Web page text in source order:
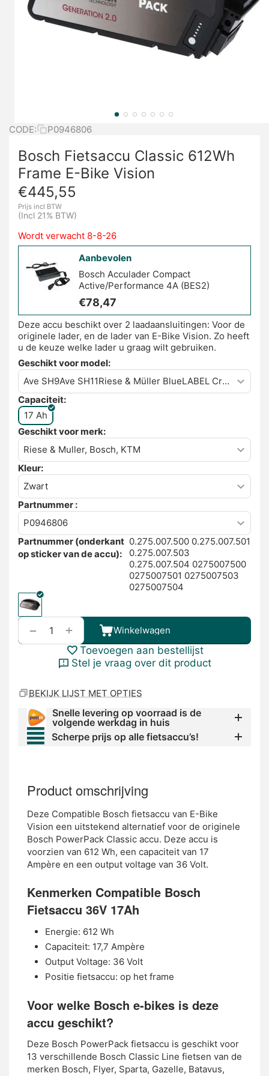
CODE: P0946806
Bosch Fietsaccu Classic 612Wh
Frame E-Bike Vision
€445,55
Prijs incl BTW
(Incl 21% BTW)
Wordt verwacht 8-8-26
Aanbevolen
Bosch Acculader Compact
Active/Performance 4A (BES2)
€78,47
Deze accu beschikt over 2 laadaansluitingen: Voor de
originele lader, en de lader van E-Bike Vision. Zo heeft
u de keuze welke lader u graag wilt gebruiken.
Geschikt voor model:
Capaciteit:
17 Ah
Geschikt voor merk:
Kleur:
Partnummer :
Partnummer (onderkant
op sticker van de accu):
0.275.007.500 0.275.007.501
0.275.007.503
0.275.007.504 0275007500
0275007501 0275007503
0275007504
+
− Winkelwagen
Toevoegen aan bestellijst
Stel je vraag over dit product
BEKIJK LIJST MET OPTIES
Snelle levering op voorraad is de
volgende werkdag in huis
Scherpe prijs op alle fietsaccu’s!
Product omschrijving
Deze Compatible Bosch fietsaccu van E-Bike
Vision een uitstekend alternatief voor de originele
Bosch PowerPack Classic accu. Deze accu is
voorzien van 612 Wh, een capaciteit van 17
Ampère en een output voltage van 36 Volt.
Kenmerken Compatible Bosch
Fietsaccu 36V 17Ah
Energie: 612 Wh
Capaciteit: 17,7 Ampère
Output Voltage: 36 Volt
Positie fietsaccu: op het frame
Voor welke Bosch e-bikes is deze
accu geschikt?
Deze Bosch PowerPack fietsaccu is geschikt voor
13 verschillende Bosch Classic Line fietsen van de
merken Bosch, Flyer, Sparta, Gazelle, Batavus,